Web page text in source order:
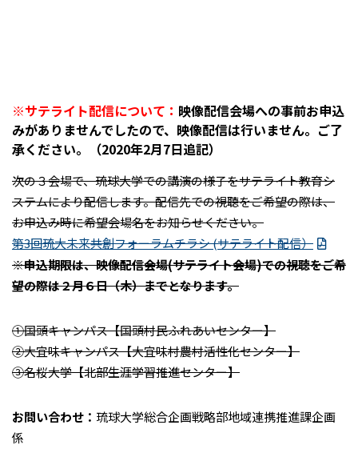
※サテライト配信について： 映像配信会場への事前お申込
みがありませんでしたので、映像配信は行いません。ご了
承ください。（2020年2月7日追記）
次の３会場で、琉球大学での講演の様子をサテライト教育シ
ステムにより配信します。配信先での視聴をご希望の際は、
お申込み時に希望会場名をお知らせください。
第3回琉大未来共創フォーラムチラシ (サテライト配信）
※申込期限は、映像配信会場(サテライト会場)での視聴をご希
望の際は２月６日（木）までとなります。
①国頭キャンパス【国頭村民ふれあいセンター】
②大宜味キャンパス【大宜味村農村活性化センター】
③名桜大学【北部生涯学習推進センター】
お問い合わせ： 琉球大学総合企画戦略部地域連携推進課企画
係